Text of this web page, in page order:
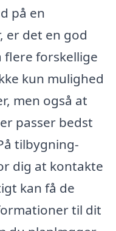
på en
er det en god
forskellige
kun mulighed
men også at
passer bedst
tilbygning-
dig at kontakte
kan få de
til dit